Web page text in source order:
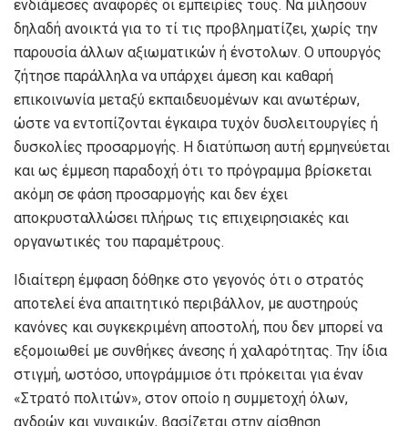
ενδιάμεσες αναφορές οι εμπειρίες τους. Να μιλήσουν
δηλαδή ανοικτά για το τί τις προβληματίζει, χωρίς την
παρουσία άλλων αξιωματικών ή ένστολων. Ο υπουργός
ζήτησε παράλληλα να υπάρχει άμεση και καθαρή
επικοινωνία μεταξύ εκπαιδευομένων και ανωτέρων,
ώστε να εντοπίζονται έγκαιρα τυχόν δυσλειτουργίες ή
δυσκολίες προσαρμογής. Η διατύπωση αυτή ερμηνεύεται
και ως έμμεση παραδοχή ότι το πρόγραμμα βρίσκεται
ακόμη σε φάση προσαρμογής και δεν έχει
αποκρυσταλλώσει πλήρως τις επιχειρησιακές και
οργανωτικές του παραμέτρους.
Ιδιαίτερη έμφαση δόθηκε στο γεγονός ότι ο στρατός
αποτελεί ένα απαιτητικό περιβάλλον, με αυστηρούς
κανόνες και συγκεκριμένη αποστολή, που δεν μπορεί να
εξομοιωθεί με συνθήκες άνεσης ή χαλαρότητας. Την ίδια
στιγμή, ωστόσο, υπογράμμισε ότι πρόκειται για έναν
«Στρατό πολιτών», στον οποίο η συμμετοχή όλων,
ανδρών και γυναικών, βασίζεται στην αίσθηση